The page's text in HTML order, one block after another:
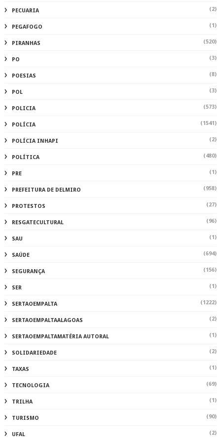
PECUARIA (2)
PEGAFOGO (1)
PIRANHAS (520)
PO (3)
POESIAS (8)
POL (3)
POLICIA (573)
POLÍCIA (1541)
POLÍCIA INHAPI (2)
POLÍTICA (480)
PRE (1)
PREFEITURA DE DELMIRO (958)
PROTESTOS (27)
RESGATECULTURAL (96)
SAU (1)
SAÚDE (694)
SEGURANÇA (156)
SER (1)
SERTAOEMPALTA (1222)
SERTAOEMPALTAALAGOAS (2)
SERTAOEMPALTAMATÉRIA AUTORAL (1)
SOLIDARIEDADE (2)
TAXAS (1)
TECNOLOGIA (69)
TRILHA (1)
TURISMO (90)
UFAL (2)